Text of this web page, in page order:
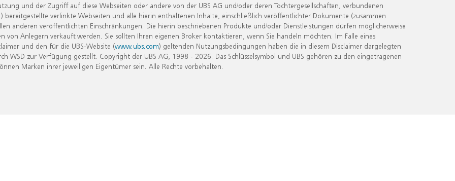
und der Zugriff auf diese Webseiten oder andere von der UBS AG und/oder deren Tochtergesellschaften, verbundenen
verlinkte Webseiten und alle hierin enthaltenen Inhalte, einschließlich veröffentlichter Dokumente (zusammen
anderen veröffentlichten Einschränkungen. Die hierin beschriebenen Produkte und/oder Dienstleistungen dürfen möglicherweise
Anlegern verkauft werden. Sie sollten Ihren eigenen Broker kontaktieren, wenn Sie handeln möchten. Im Falle eines
und den für die UBS-Website (www.ubs.com) geltenden Nutzungsbedingungen haben die in diesem Disclaimer dargelegten
zur Verfügung gestellt. Copyright der UBS AG, 1998 - 2026. Das Schlüsselsymbol und UBS gehören zu den eingetragenen
Marken ihrer jeweiligen Eigentümer sein. Alle Rechte vorbehalten.